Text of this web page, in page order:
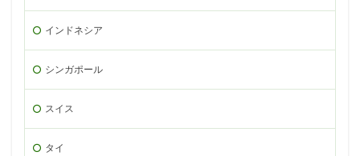
インドネシア
シンガポール
スイス
タイ